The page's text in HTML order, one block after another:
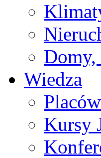
Domy,
Wiedza
Kursy